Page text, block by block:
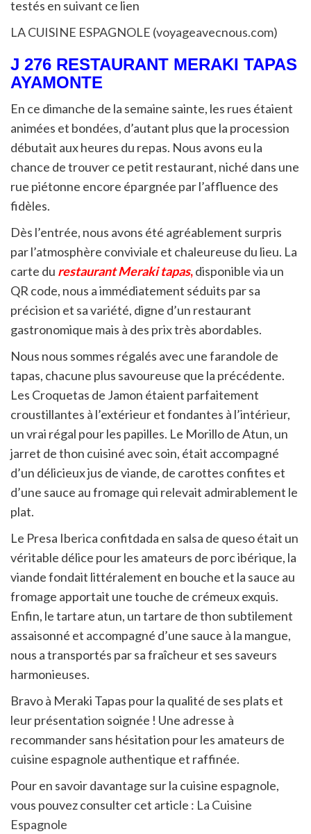
testés en suivant ce lien
LA CUISINE ESPAGNOLE (voyageavecnous.com)
J 276 RESTAURANT MERAKI TAPAS
AYAMONTE
En ce dimanche de la semaine sainte, les rues étaient
animées et bondées, d’autant plus que la procession
débutait aux heures du repas. Nous avons eu la
chance de trouver ce petit restaurant, niché dans une
rue piétonne encore épargnée par l’affluence des
fidèles.
Dès l’entrée, nous avons été agréablement surpris
par l’atmosphère conviviale et chaleureuse du lieu. La
carte du restaurant Meraki tapas,disponible via un
QR code, nous a immédiatement séduits par sa
précision et sa variété, digne d’un restaurant
gastronomique mais à des prix très abordables.
Nous nous sommes régalés avec une farandole de
tapas, chacune plus savoureuse que la précédente.
Les Croquetas de Jamon étaient parfaitement
croustillantes à l’extérieur et fondantes à l’intérieur,
un vrai régal pour les papilles. Le Morillo de Atun, un
jarret de thon cuisiné avec soin, était accompagné
d’un délicieux jus de viande, de carottes confites et
d’une sauce au fromage qui relevait admirablement le
plat.
Le Presa Iberica confitdada en salsa de queso était un
véritable délice pour les amateurs de porc ibérique, la
viande fondait littéralement en bouche et la sauce au
fromage apportait une touche de crémeux exquis.
Enfin, le tartare atun, un tartare de thon subtilement
assaisonné et accompagné d’une sauce à la mangue,
nous a transportés par sa fraîcheur et ses saveurs
harmonieuses.
Bravo à Meraki Tapas pour la qualité de ses plats et
leur présentation soignée ! Une adresse à
recommander sans hésitation pour les amateurs de
cuisine espagnole authentique et raffinée.
Pour en savoir davantage sur la cuisine espagnole,
vous pouvez consulter cet article : La Cuisine
Espagnole